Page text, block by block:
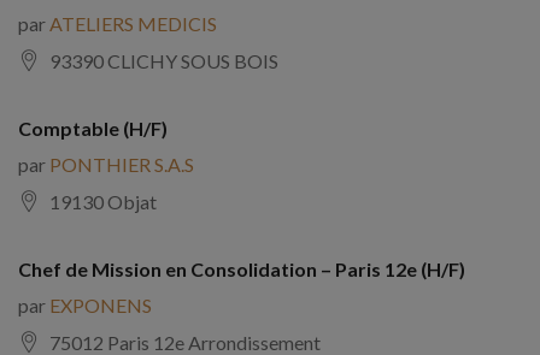
par ATELIERS MEDICIS
93390 CLICHY SOUS BOIS
Comptable (H/F)
par PONTHIER S.A.S
19130 Objat
Chef de Mission en Consolidation – Paris 12e (H/F)
par EXPONENS
75012 Paris 12e Arrondissement